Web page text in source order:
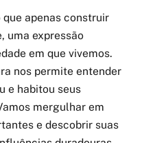
apenas construir
uma expressão
em que vivemos.
nos permite entender
e habitou seus
mergulhar em
e descobrir suas